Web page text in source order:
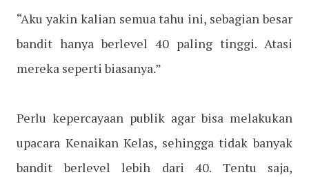
“Aku yakin kalian semua tahu ini, sebagian besar
bandit hanya berlevel 40 paling tinggi. Atasi
mereka seperti biasanya.”
Perlu kepercayaan publik agar bisa melakukan
upacara Kenaikan Kelas, sehingga tidak banyak
bandit berlevel lebih dari 40. Tentu saja,